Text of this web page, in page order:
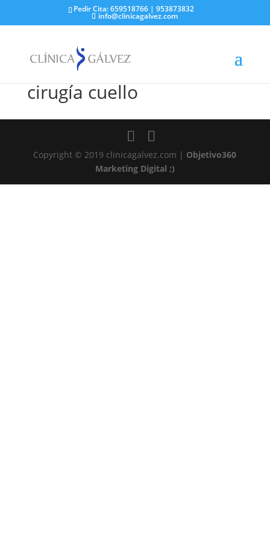
Pedir Cita: 659518766 | 953873832
info@clinicagalvez.com
cirugía cuello
Copyright © 2019 clinicagalvez.com | Objetivo360
Marketing Digital ;)